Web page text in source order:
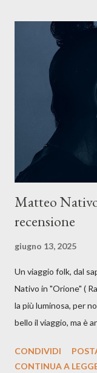
La canzone
sotto il peso della
forma di
anche quando l’aria
dichiarazione
artistico con una
Matteo
recensione
giugno 13, 2025
Un viaggio folk, dal
Nativo in "Orione" (
la più luminosa, per
bello il viaggio, ma è
indubbiamente
CONDIVIDI
CONTINUA A